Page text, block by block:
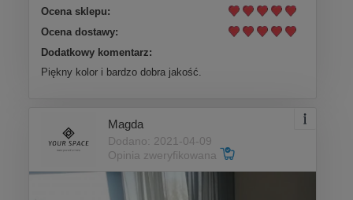
Ocena sklepu:
Ocena dostawy:
Dodatkowy komentarz:
Piękny kolor i bardzo dobra jakość.
Magda
Dodano: 2021-04-09
Opinia zweryfikowana